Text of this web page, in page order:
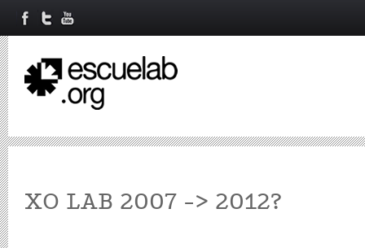
XO LAB 2007 -> 2012?